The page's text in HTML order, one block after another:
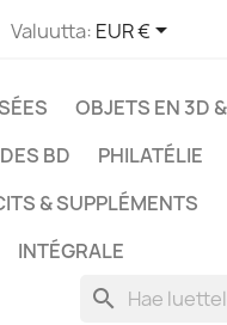
Valuutta: EUR €
OBJETS EN 3D
BD PHILATÉLIE
& SUPPLÉMENTS
INTÉGRALE
search